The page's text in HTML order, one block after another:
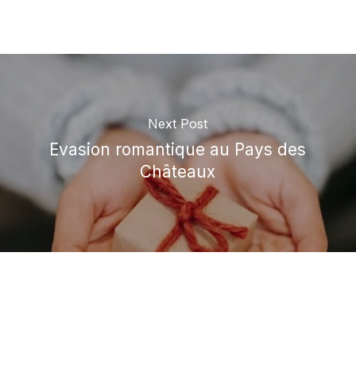
Next Post
Evasion romantique au Pays des
Châteaux